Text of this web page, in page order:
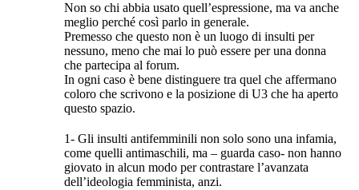
Non so chi abbia usato quell’espressione, ma va anche
meglio perché così parlo in generale.
Premesso che questo non è un luogo di insulti per
nessuno, meno che mai lo può essere per una donna
che partecipa al forum.
In ogni caso è bene distinguere tra quel che affermano
coloro che scrivono e la posizione di U3 che ha aperto
questo spazio.
1- Gli insulti antifemminili non solo sono una infamia,
come quelli antimaschili, ma – guarda caso- non hanno
giovato in alcun modo per contrastare l’avanzata
dell’ideologia femminista, anzi.